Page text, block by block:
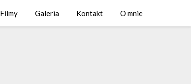
Filmy Galeria Kontakt O mnie